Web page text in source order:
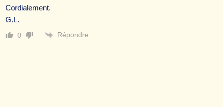
Cordialement.
G.L.
0 Répondre